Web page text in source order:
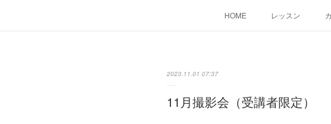
HOME レッスン
2023.11.01 07:37
11月撮影会（受講者限定）